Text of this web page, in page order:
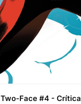
Two-Face #4 - Crítica